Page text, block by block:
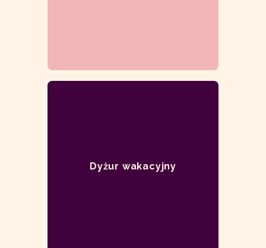
Dyżur wakacyjny